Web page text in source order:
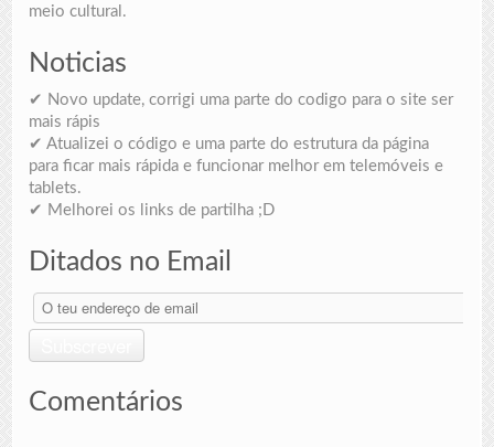
meio cultural.
Noticias
✔ Novo update, corrigi uma parte do codigo para o site ser
mais rápis
✔ Atualizei o código e uma parte do estrutura da página
para ficar mais rápida e funcionar melhor em telemóveis e
tablets.
✔ Melhorei os links de partilha ;D
Ditados no Email
O
teu
de
email
Comentários